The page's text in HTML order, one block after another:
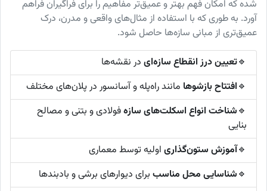
شده که امکان فهم بهتر و عمیق‌تر مفاهیم را برای فراگیران فراهم
آورد. به طوری که با استفاده از مثال‌های واقعی و مدرن، درک
عمیق‌تری از مبانی سازه‌ها حاصل شود.
🔹تعیین درز انقطاع سازه‌ای در نقشه‌ها
🔹افتتاح بازشوها مانند راه‌پله و آسانسور در پلان‌های مختلف
🔹شناخت انواع اسکلت‌های سازهفولادی و بتنی و مصالح
بنایی
🔹آموزش ستون‌گذاری اولیه توسط معماری
🔹شناسایی محل مناسب برای دیوارهای برشی و بادبندها